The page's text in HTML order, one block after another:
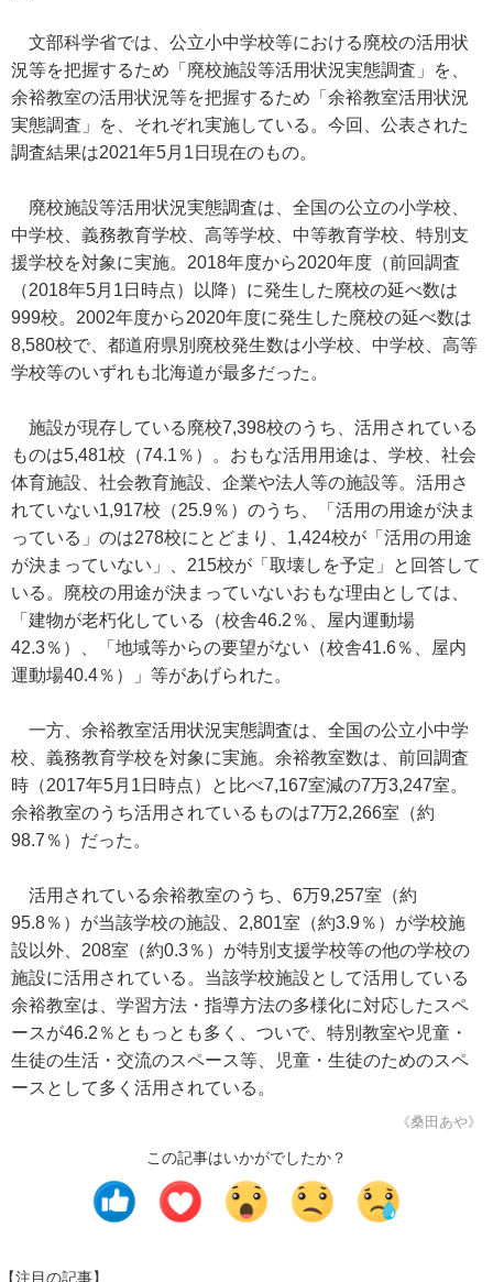
文部科学省では、公立小中学校等における廃校の活用状
況等を把握するため「廃校施設等活用状況実態調査」を、
余裕教室の活用状況等を把握するため「余裕教室活用状況
実態調査」を、それぞれ実施している。今回、公表された
調査結果は2021年5月1日現在のもの。
廃校施設等活用状況実態調査は、全国の公立の小学校、
中学校、義務教育学校、高等学校、中等教育学校、特別支
援学校を対象に実施。2018年度から2020年度（前回調査
（2018年5月1日時点）以降）に発生した廃校の延べ数は
999校。2002年度から2020年度に発生した廃校の延べ数は
8,580校で、都道府県別廃校発生数は小学校、中学校、高等
学校等のいずれも北海道が最多だった。
施設が現存している廃校7,398校のうち、活用されている
ものは5,481校（74.1％）。おもな活用用途は、学校、社会
体育施設、社会教育施設、企業や法人等の施設等。活用さ
れていない1,917校（25.9％）のうち、「活用の用途が決ま
っている」のは278校にとどまり、1,424校が「活用の用途
が決まっていない」、215校が「取壊しを予定」と回答して
いる。廃校の用途が決まっていないおもな理由としては、
「建物が老朽化している（校舎46.2％、屋内運動場
42.3％）、「地域等からの要望がない（校舎41.6％、屋内
運動場40.4％）」等があげられた。
一方、余裕教室活用状況実態調査は、全国の公立小中学
校、義務教育学校を対象に実施。余裕教室数は、前回調査
時（2017年5月1日時点）と比べ7,167室減の7万3,247室。
余裕教室のうち活用されているものは7万2,266室（約
98.7％）だった。
活用されている余裕教室のうち、6万9,257室（約
95.8％）が当該学校の施設、2,801室（約3.9％）が学校施
設以外、208室（約0.3％）が特別支援学校等の他の学校の
施設に活用されている。当該学校施設として活用している
余裕教室は、学習方法・指導方法の多様化に対応したスペ
ースが46.2％ともっとも多く、ついで、特別教室や児童・
生徒の生活・交流のスペース等、児童・生徒のためのスペ
ースとして多く活用されている。
《桑田あや》
この記事はいかがでしたか？
【注目の記事】